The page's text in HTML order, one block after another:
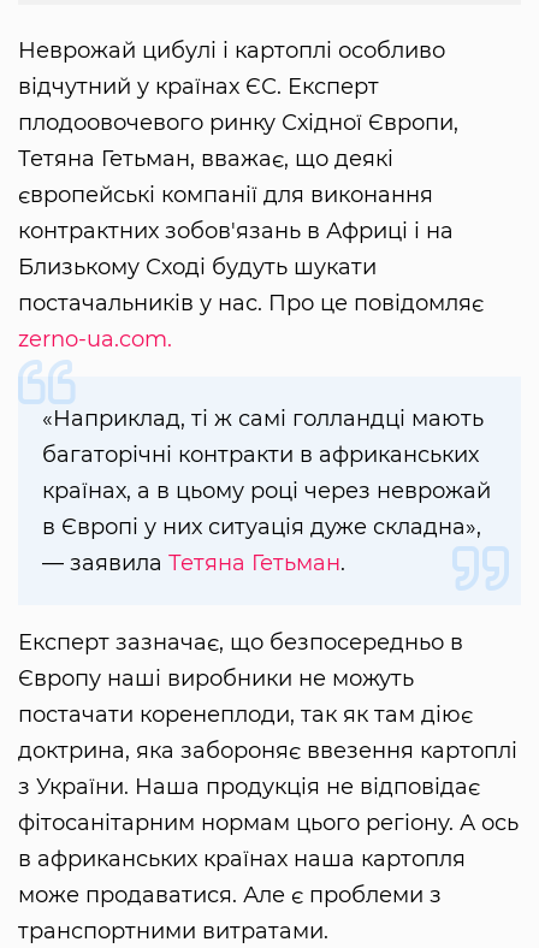
Неврожай цибулі і картоплі особливо
відчутний у країнах ЄС. Експерт
плодоовочевого ринку Східної Європи,
Тетяна Гетьман, вважає, що деякі
європейські компанії для виконання
контрактних зобов'язань в Африці і на
Близькому Сході будуть шукати
постачальників у нас. Про це повідомляє
zerno-ua.com.
«Наприклад, ті ж самі голландці мають
багаторічні контракти в африканських
країнах, а в цьому році через неврожай
в Європі у них ситуація дуже складна»,
— заявила Тетяна Гетьман.
Експерт зазначає, що безпосередньо в
Європу наші виробники не можуть
постачати коренеплоди, так як там діює
доктрина, яка забороняє ввезення картоплі
з України. Наша продукція не відповідає
фітосанітарним нормам цього регіону. А ось
в африканських країнах наша картопля
може продаватися. Але є проблеми з
транспортними витратами.